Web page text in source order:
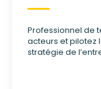
Professionnel de
acteurs et pilotez
stratégie de